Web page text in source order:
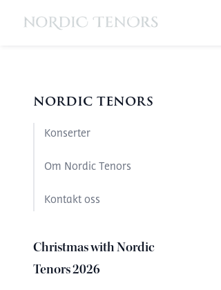
nordic tenors
Konserter
Om Nordic Tenors
Kontakt oss
Christmas with Nordic
Tenors 2026